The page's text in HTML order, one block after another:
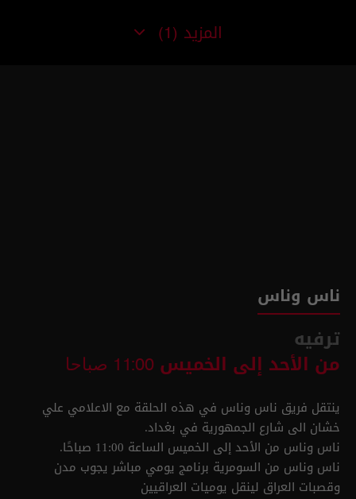
المزيد (1)
ناس وناس
ترفيه
من الأحد إلى الخميس 11:00 صباحا
ينتقل فريق ناس وناس في هذه الحلقة مع الاعلامي علي
خشان الى شارع الجمهورية في بغداد.
ناس وناس من الأحد إلى الخميس الساعة 11:00 صباحًا.
ناس وناس من السومرية برنامج يومي مباشر يجوب مدن
وقصبات العراق لينقل يوميات العراقيين